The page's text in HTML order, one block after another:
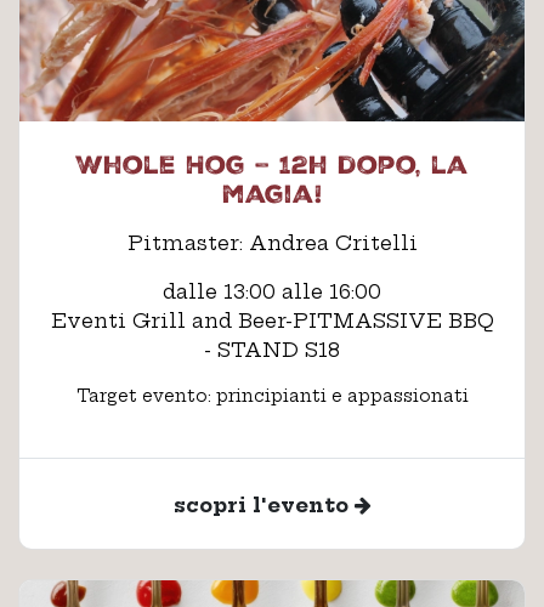
Whole Hog – 12h dopo, la
magia!
Pitmaster: Andrea Critelli
dalle 13:00 alle 16:00
Eventi Grill and Beer-PITMASSIVE BBQ
- STAND S18
Target evento: principianti e appassionati
scopri l'evento